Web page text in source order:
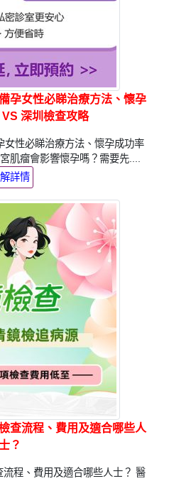
孕女性必睇治療方法、懷孕
深圳檢查攻略
女性必睇治療方法、懷孕成功率
肌瘤會影響懷孕嗎？需要先....
解詳情
查流程、費用及適合哪些人
？
程、費用及適合哪些人士？ 醫